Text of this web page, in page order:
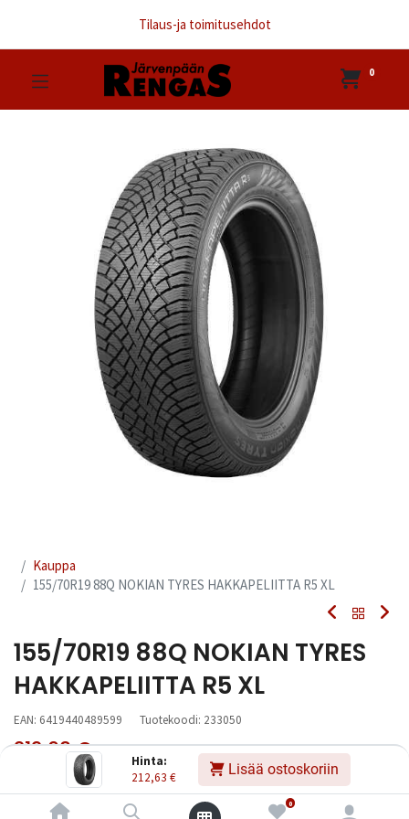
Hinta:
212,63 € Lisää ostoskoriin
0
Tilaus-ja toimitusehdot
0
Kauppa
155/70R19 88Q NOKIAN TYRES HAKKAPELIITTA R5 XL
155/70R19 88Q NOKIAN TYRES
HAKKAPELIITTA R5 XL
EAN: 6419440489599 Tuotekoodi: 233050
212,63€ Sisältää ALV:n/ kpl
Toimittajilla (kotimaa):
Saatavilla